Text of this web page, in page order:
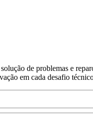
de problemas e
em cada desafio